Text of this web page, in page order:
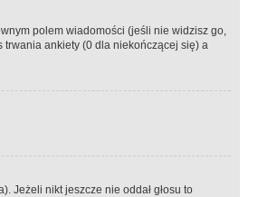
polem wiadomości (jeśli nie widzisz go,
ankiety (0 dla niekończącej się) a
Jeżeli nikt jeszcze nie oddał głosu to